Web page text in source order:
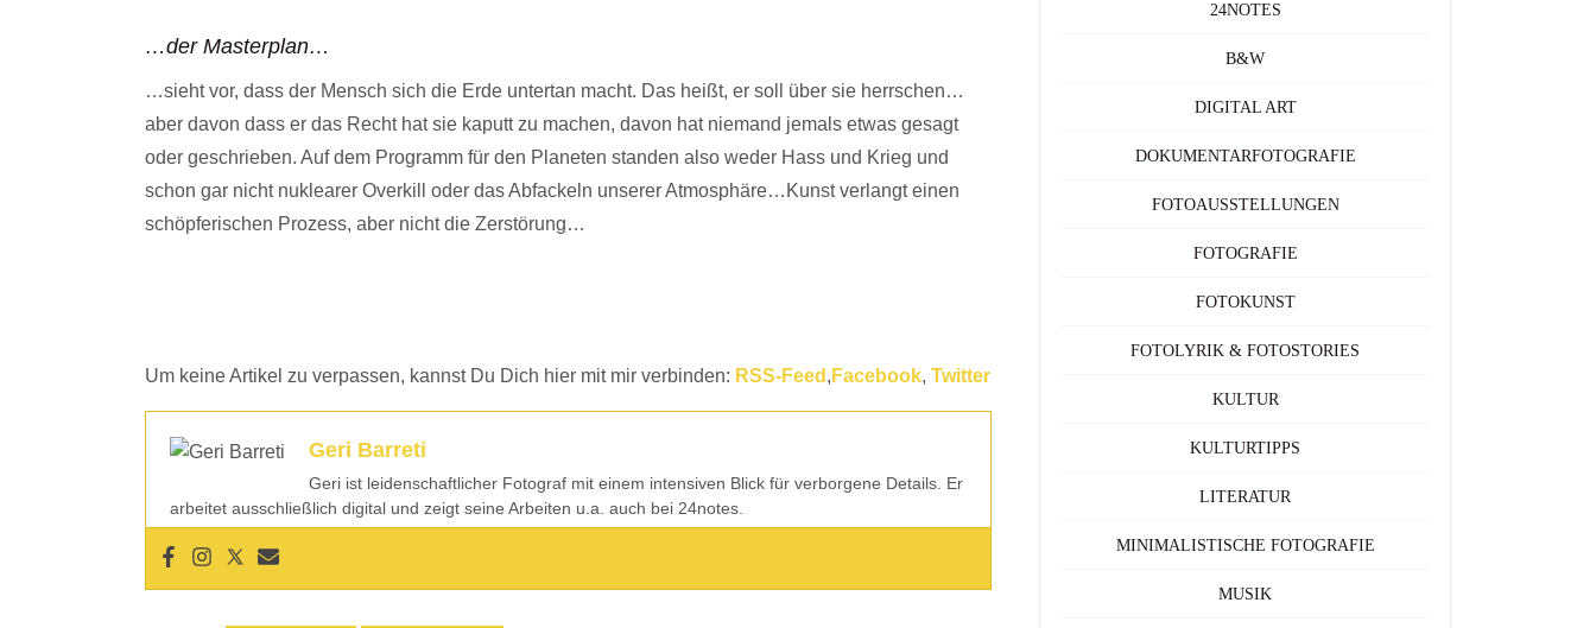
…der Masterplan…
…sieht vor, dass der Mensch sich die Erde untertan macht. Das heißt, er soll über sie herrschen…
aber davon dass er das Recht hat sie kaputt zu machen, davon hat niemand jemals etwas gesagt
oder geschrieben. Auf dem Programm für den Planeten standen also weder Hass und Krieg und
schon gar nicht nuklearer Overkill oder das Abfackeln unserer Atmosphäre…Kunst verlangt einen
schöpferischen Prozess, aber nicht die Zerstörung…
Um keine Artikel zu verpassen, kannst Du Dich hier mit mir verbinden: RSS-Feed , Facebook, Twitter
Geri Barreti
Geri ist leidenschaftlicher Fotograf mit einem intensiven Blick für verborgene Details. Er
arbeitet ausschließlich digital und zeigt seine Arbeiten u.a. auch bei 24notes.
24NOTES
B&W
DIGITAL ART
DOKUMENTARFOTOGRAFIE
FOTOAUSSTELLUNGEN
FOTOGRAFIE
FOTOKUNST
FOTOLYRIK & FOTOSTORIES
KULTUR
KULTURTIPPS
LITERATUR
MINIMALISTISCHE FOTOGRAFIE
MUSIK